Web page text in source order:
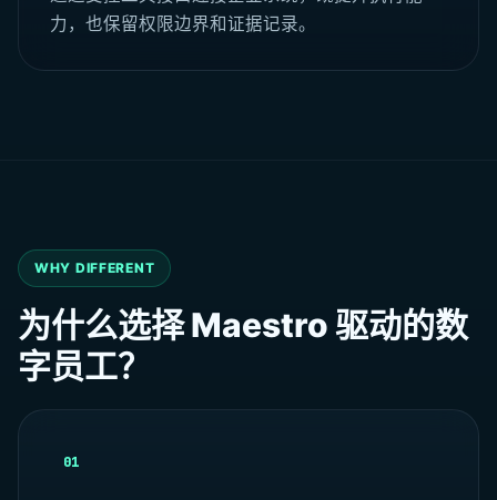
力，也保留权限边界和证据记录。
WHY DIFFERENT
为什么选择 Maestro 驱动的数
字员工？
01